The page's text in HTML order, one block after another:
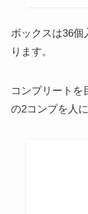
ボックスは36個
ります。
コンプリートを
の2コンプを人